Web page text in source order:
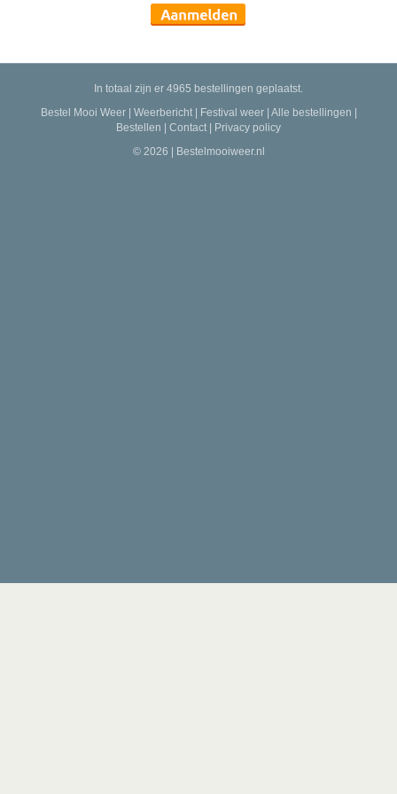
In totaal zijn er 4965 bestellingen geplaatst.
Bestel Mooi Weer| Weerbericht| Festival weer| Alle bestellingen
Bestellen
Contact
Privacy policy
© 2026 | Bestelmooiweer.nl